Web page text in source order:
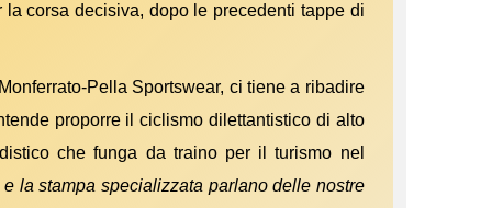
corsa decisiva, dopo le precedenti tappe di
Pella Sportswear, ci tiene a ribadire
proporre il ciclismo dilettantistico di alto
che funga da traino per il turismo nel
la stampa specializzata parlano delle nostre